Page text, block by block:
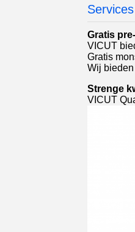
Services
Gratis
VICUT
Gratis
Wij
Strenge
VICUT